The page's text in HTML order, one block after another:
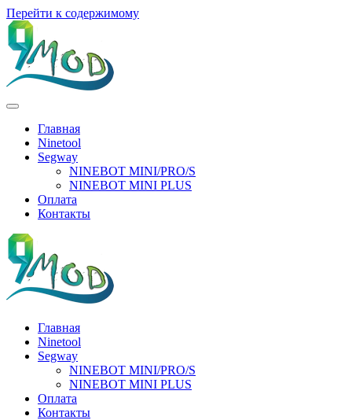
Перейти к содержимому
Главная
Ninetool
Segway
NINEBOT MINI/PRO/S
NINEBOT MINI PLUS
Оплата
Контакты
Главная
Ninetool
Segway
NINEBOT MINI/PRO/S
NINEBOT MINI PLUS
Оплата
Контакты